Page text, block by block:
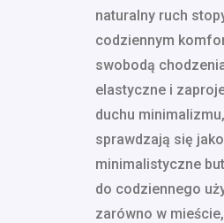
naturalny ruch
codziennym
swobodą
elastyczne i
duchu
sprawdzają się jako
minimalistyczne
do codziennego
zarówno w